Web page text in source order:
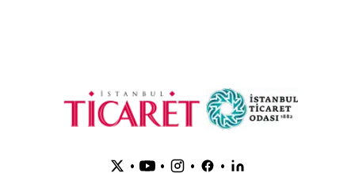
• • • •